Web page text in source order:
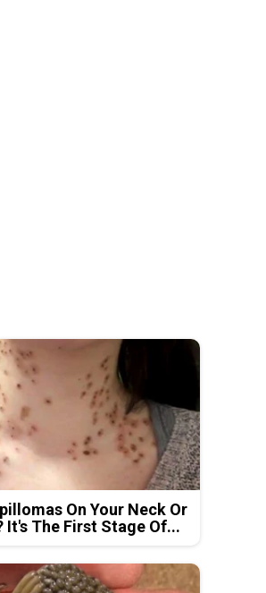
On Your Neck Or
It's The First Stage Of...